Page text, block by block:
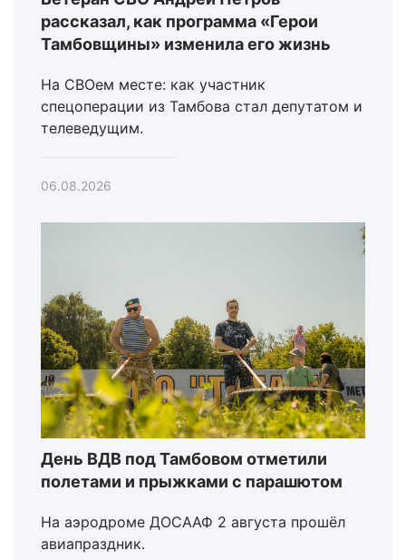
рассказал, как программа «Герои
Тамбовщины» изменила его жизнь
На СВОем месте: как участник
спецоперации из Тамбова стал депутатом и
телеведущим.
06.08.2026
День ВДВ под Тамбовом отметили
полетами и прыжками с парашютом
На аэродроме ДОСААФ 2 августа прошёл
авиапраздник.